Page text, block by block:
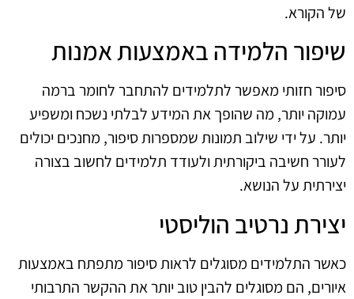
של הקורא.
שיפור הלמידה באמצעות אמנות
סיפור חזותי מאפשר לתלמידים להתחבר לחומר ברמה
עמוקה יותר, מה שהופך את המידע לבלתי נשכח ומשפיע
יותר. על ידי שילוב תמונות שמספרות סיפור, מחנכים יכולים
לעורר חשיבה ביקורתית ולעודד תלמידים לחשוב בצורה
יצירתית על הנושא.
יצירת נרטיב הוליסטי
כאשר התלמידים מסוגלים לראות סיפור מתפתח באמצעות
איורים, הם מסוגלים להבין טוב יותר את ההקשר התרבותי